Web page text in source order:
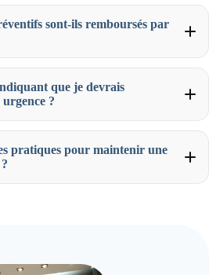
sont-ils remboursés par
que je devrais
?
pratiques pour maintenir une